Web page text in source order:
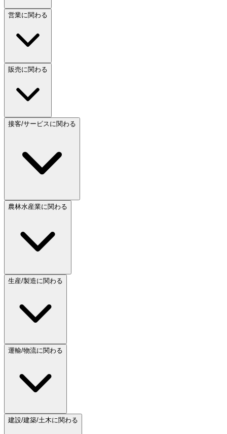
営業に関わる
販売に関わる
接客/サービスに関わる
農林水産業に関わる
生産/製造に関わる
運輸/物流に関わる
建設/建築/土木に関わる